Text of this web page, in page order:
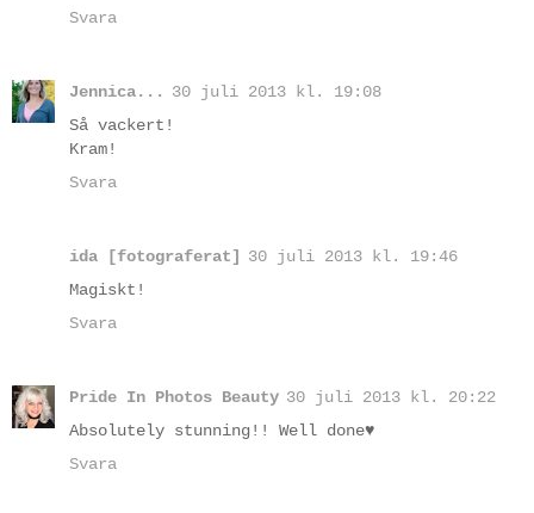
Svara
Jennica...
30 juli 2013 kl. 19:08
Så vackert!
Kram!
Svara
ida [fotograferat]
30 juli 2013 kl. 19:46
Magiskt!
Svara
Pride In Photos Beauty 30 juli 2013 kl. 20:22
Absolutely stunning!! Well done♥
Svara